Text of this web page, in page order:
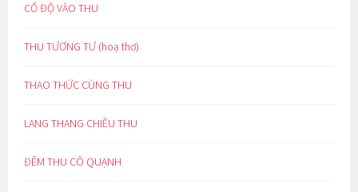
CỔ ĐỘ VÀO THU
THU TƯƠNG TƯ (hoạ thơ)
THAO THỨC CÙNG THU
LANG THANG CHIỀU THU
ĐÊM THU CÔ QUẠNH